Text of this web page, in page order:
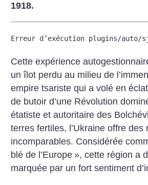
1918.
Erreur d’exécution plugins/
Cette expérience
un îlot perdu au milieu de
empire tsariste qui a volé en
de butoir d’une Révolution
étatiste et autoritaire des
terres fertiles, l’Ukraine offre des
incomparables. Considérée
blé de l’Europe », cette région a
marquée par un fort sentiment